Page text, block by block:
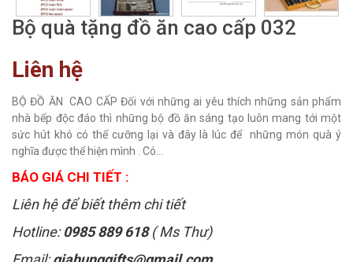
Bộ quà tặng đồ ăn cao cấp 032
Liên hệ
BỘ ĐỒ ĂN CAO CẤP Đối với những ai yêu thích những sản phẩm
nhà bếp độc đáo thì những bộ đồ ăn sáng tạo luôn mang tới một
sức hút khó có thể cưỡng lại và đây là lúc để những món quà ý
nghĩa được thể hiện mình . Có...
BÁO GIÁ CHI TIẾT :
Liên hệ để biết thêm chi tiết
Hotline:0985 889 618( Ms Thư)